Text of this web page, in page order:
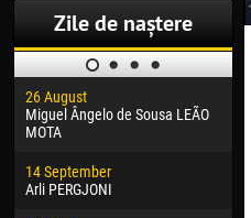
Zile de naștere
26 August
Miguel Ângelo de Sousa LEÃO
MOTA
14 September
Arli PERGJONI